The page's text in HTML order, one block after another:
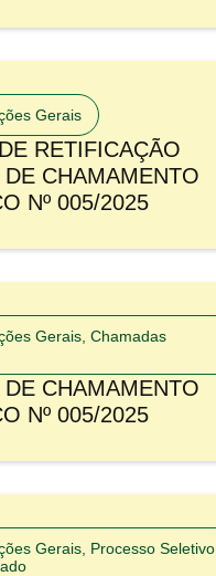
Gerais
RETIFICAÇÃO
DE CHAMAMENTO
Nº 005/2025
Gerais Chamadas
DE CHAMAMENTO
Nº 005/2025
Gerais Processo Seletivo